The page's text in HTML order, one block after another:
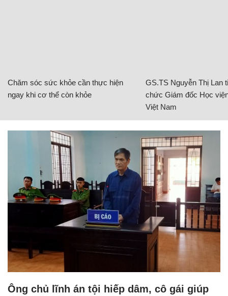
Chăm sóc sức khỏe cần thực hiện
ngay khi cơ thể còn khỏe
GS.TS Nguyễn Thị Lan
chức Giám đốc Học
Việt Nam
Ông chủ lĩnh án tội hiếp dâm, cô gái giúp